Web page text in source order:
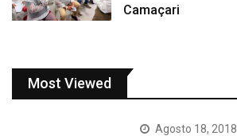
Camaçari
Most Viewed
Agosto 18, 2018